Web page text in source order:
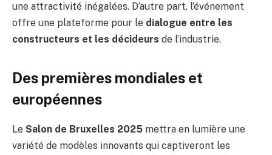
une attractivité inégalées. D’autre part, l’événement
offre une plateforme pour le dialogue entre les
constructeurs et les décideurs de l’industrie.
Des premières mondiales et
européennes
Le Salon de Bruxelles 2025 mettra en lumière une
variété de modèles innovants qui captiveront les